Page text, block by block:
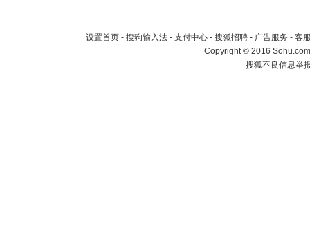
设置首页 - 搜狗输入法 - 支付中心 - 搜狐招聘 - 广告服务 - 客
Copyright©2016
搜狐不良信息举